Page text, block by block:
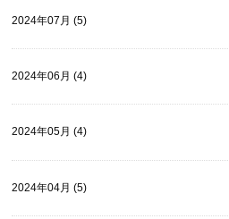
2024年07月 (5)
2024年06月 (4)
2024年05月 (4)
2024年04月 (5)